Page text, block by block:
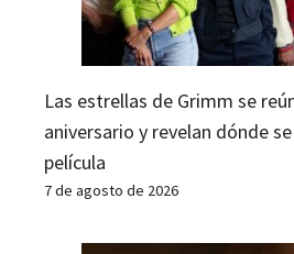
Las estrellas de Grimm se
aniversario y revelan dónde
película
7 de agosto de 2026